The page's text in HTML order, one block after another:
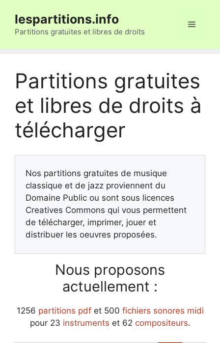
contenu
lespartitions.info
Partitions gratuites et libres de droits
Menu
Partitions gratuites
et libres de droits à
télécharger
Nos partitions gratuites de musique
classique et de jazz proviennent du
Domaine Public ou sont sous licences
Creatives Commons qui vous permettent
de télécharger, imprimer, jouer et
distribuer les oeuvres proposées.
Nous proposons
actuellement :
1256 partitions pdfet 500 fichiers sonores midi
pour 23 instruments et 62 compositeurs.